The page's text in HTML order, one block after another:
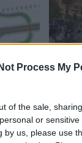
Process My
of the sale,
or
by us, please use
të
të
njësia
bëhet